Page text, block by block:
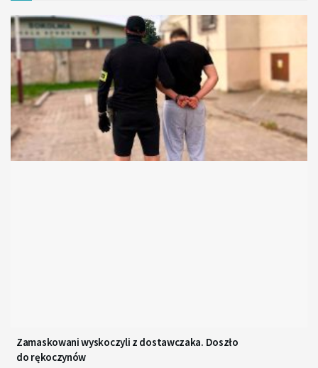
Zamaskowani wyskoczyli z dostawczaka. Doszło
do rękoczynów